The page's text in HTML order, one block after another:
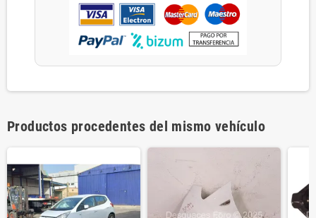
Productos procedentes del mismo vehículo